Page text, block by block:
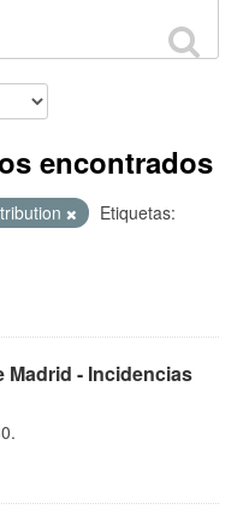
encontrados
Etiquetas:
Madrid - Incidencias